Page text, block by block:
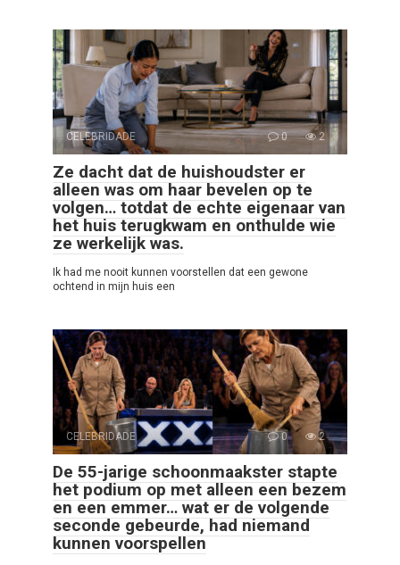
CELEBRIDADE 0 2
Ze dacht dat de huishoudster er
alleen was om haar bevelen op te
volgen… totdat de echte eigenaar van
het huis terugkwam en onthulde wie
ze werkelijk was.
Ik had me nooit kunnen voorstellen dat een gewone
ochtend in mijn huis een
CELEBRIDADE 0 2
De 55-jarige schoonmaakster stapte
het podium op met alleen een bezem
en een emmer… wat er de volgende
seconde gebeurde, had niemand
kunnen voorspellen